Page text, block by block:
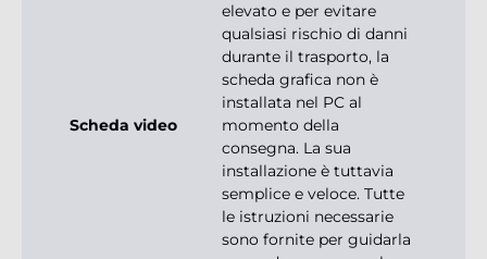
Scheda video
elevato e per evitare
qualsiasi rischio di danni
durante il trasporto, la
scheda grafica non è
installata nel PC al
momento della
consegna. La sua
installazione è tuttavia
semplice e veloce. Tutte
le istruzioni necessarie
sono fornite per guidarla